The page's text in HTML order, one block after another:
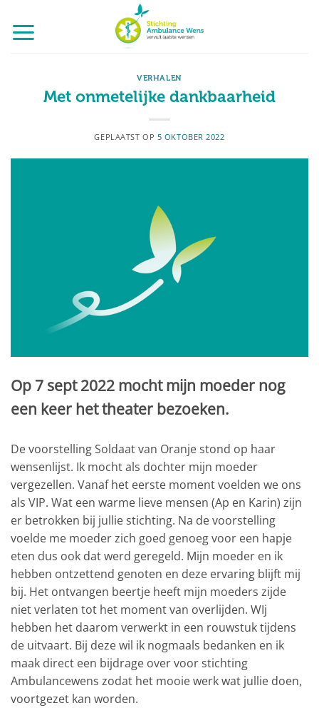
naar
inhoud
VERHALEN
Met onmetelijke dankbaarheid
GEPLAATST OP 5 OKTOBER 2022
Op 7 sept 2022 mocht mijn moeder nog
een keer het theater bezoeken.
De voorstelling Soldaat van Oranje stond op haar
wensenlijst. Ik mocht als dochter mijn moeder
vergezellen. Vanaf het eerste moment voelden we ons
als VIP. Wat een warme lieve mensen (Ap en Karin) zijn
er betrokken bij jullie stichting. Na de voorstelling
voelde me moeder zich goed genoeg voor een hapje
eten dus ook dat werd geregeld. Mijn moeder en ik
hebben ontzettend genoten en deze ervaring blijft mij
bij. Het ontvangen beertje heeft mijn moeders zijde
niet verlaten tot het moment van overlijden. WIj
hebben het daarom verwerkt in een rouwstuk tijdens
de uitvaart. Bij deze wil ik nogmaals bedanken en ik
maak direct een bijdrage over voor stichting
Ambulancewens zodat het mooie werk wat jullie doen,
voortgezet kan worden.